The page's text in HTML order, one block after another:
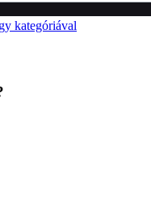
kategóriával